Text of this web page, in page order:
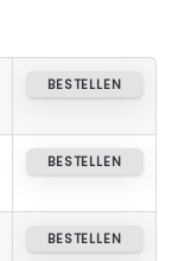
BESTELLEN
BESTELLEN
BESTELLEN